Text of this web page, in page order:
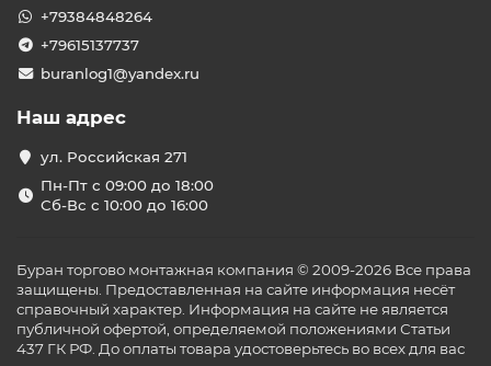
+79384848264
+79615137737
buranlog1@yandex.ru
Наш адрес
ул. Российская 271
Пн-Пт с 09:00 до 18:00
Сб-Вс с 10:00 до 16:00
Буран торгово монтажная компания © 2009-2026 Все права
защищены. Предоставленная на сайте информация несёт
справочный характер. Информация на сайте не является
публичной офертой, определяемой положениями Статьи
437 ГК РФ. До оплаты товара удостоверьтесь во всех для вас